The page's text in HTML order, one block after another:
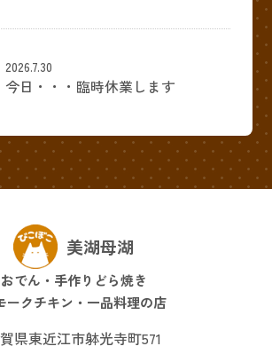
2026.7.30
今日・・・臨時休業します
美湖母湖
おでん・手作りどら焼き
ークチキン・一品料理の店
県東近江市躰光寺町571